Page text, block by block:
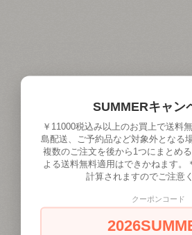
SUMMERキャン
￥11000税込み以上のお買上で送料
島配送、ご予約品など対象外となる
複数のご注文を後から1つにまとめ
よる送料無料適用はできかねます。
計算されますのでご注意
クーポンコード